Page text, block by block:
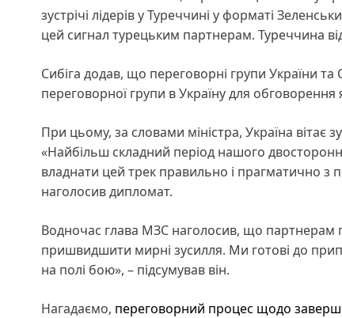
зустрічі лідерів у Туреччині у форматі
цей сигнал турецьким партнерам. Туреччина
Сибіга додав, що переговорні групи України
переговорної групи в Україну для обговорення
При цьому, за словами міністра, Україна
«Найбільш складний період нашого
владнати цей трек правильно і прагматично з
наголосив дипломат.
Водночас глава МЗС наголосив, що партнерам
пришвидшити мирні зусилля. Ми готові до
на полі бою», – підсумував він.
Нагадаємо, переговорний процес щодо